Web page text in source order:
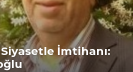
İmtihanı: